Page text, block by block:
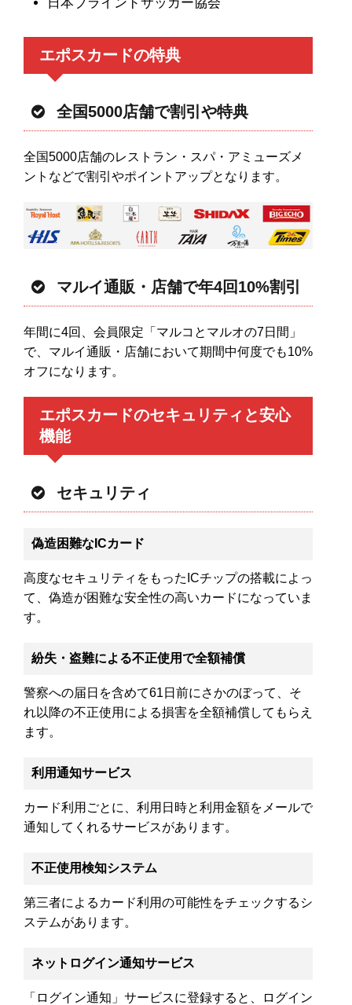
エポスカードの特典
全国5000店舗で割引や特典
全国5000店舗のレストラン・スパ・アミューズメ
ントなどで割引やポイントアップとなります。
マルイ通販・店舗で年4回10%割引
年間に4回、会員限定「マルコとマルオの7日間」
で、マルイ通販・店舗において期間中何度でも10%
オフになります。
エポスカードのセキュリティと安心
機能
セキュリティ
偽造困難なICカード
高度なセキュリティをもったICチップの搭載によっ
て、偽造が困難な安全性の高いカードになっていま
す。
紛失・盗難による不正使用で全額補償
警察への届日を含めて61日前にさかのぼって、そ
れ以降の不正使用による損害を全額補償してもらえ
ます。
利用通知サービス
カード利用ごとに、利用日時と利用金額をメールで
通知してくれるサービスがあります。
不正使用検知システム
第三者によるカード利用の可能性をチェックするシ
ステムがあります。
ネットログイン通知サービス
「ログイン通知」サービスに登録すると、ログイン